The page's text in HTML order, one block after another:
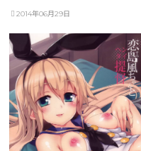
2014年06月29日